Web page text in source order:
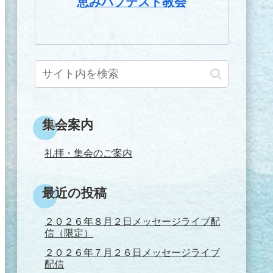
集会案内
礼拝・集会のご案内
最近の投稿
２０２６年８月２日メッセージライブ配
信（限定）
２０２６年７月２６日メッセージライブ
配信